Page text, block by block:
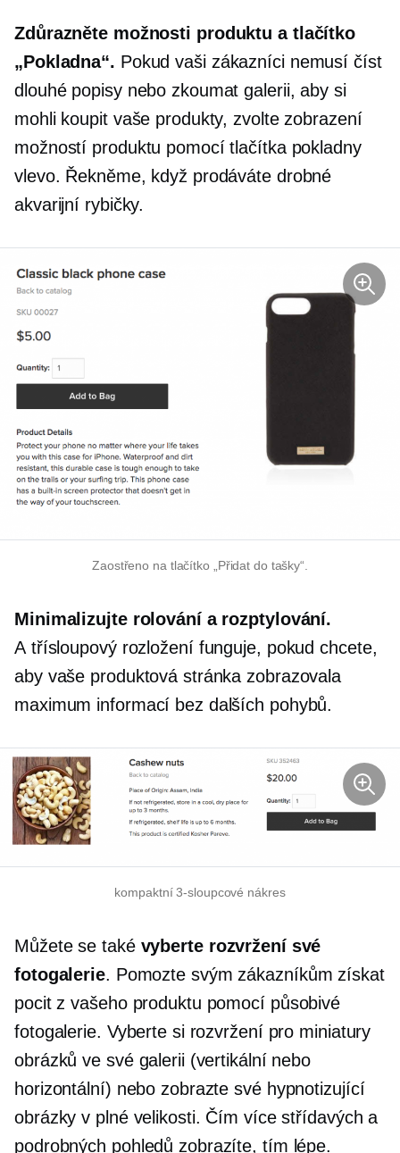
Zdůrazněte možnosti produktu a tlačítko
„Pokladna“. Pokud vaši zákazníci nemusí číst
dlouhé popisy nebo zkoumat galerii, aby si
mohli koupit vaše produkty, zvolte zobrazení
možností produktu pomocí tlačítka pokladny
vlevo. Řekněme, když prodáváte drobné
akvarijní rybičky.
Zaostřeno na tlačítko „Přidat do tašky“.
Minimalizujte rolování a rozptylování.
A třísloupovýrozložení funguje, pokud chcete,
aby vaše produktová stránka zobrazovala
maximum informací bez dalších pohybů.
kompaktní3-sloupcové nákres
Můžete se také vyberte rozvržení své
fotogalerie. Pomozte svým zákazníkům získat
pocit z vašeho produktu pomocí působivé
fotogalerie. Vyberte si rozvržení pro miniatury
obrázků ve své galerii (vertikální nebo
horizontální) nebo zobrazte své hypnotizující
obrázky v plné velikosti. Čím více střídavých a
podrobných pohledů zobrazíte, tím lépe.